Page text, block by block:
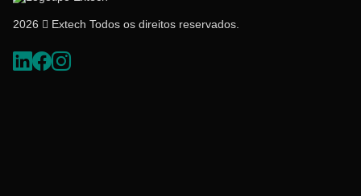
2026  Extech Todos os direitos reservados.